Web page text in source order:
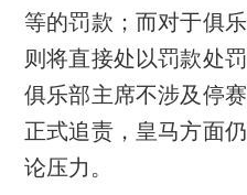
等的罚款；而对于俱
则将直接处以罚款处
俱乐部主席不涉及停
正式追责，皇马方面
论压力。